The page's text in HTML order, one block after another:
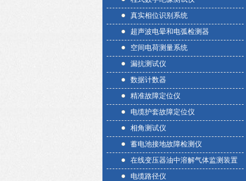
真实相位识别系统
超声波电晕和电弧检测器
空间电荷测量系统
漏抗测试仪
数据计数器
精准故障定位仪
电缆护套故障定位仪
相角测试仪
蓄电池接地故障检测仪
在线变压器油中溶解气体监测装置
电缆路径仪